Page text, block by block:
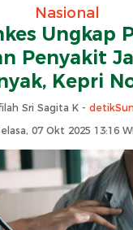
Nasional
Ungkap
Penyakit
Kepri
Sri Sagita K -
07 Okt 2025 13:16